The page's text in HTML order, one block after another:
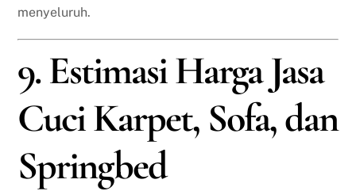
menyeluruh.
9. Estimasi Harga Jasa
Cuci Karpet, Sofa, dan
Springbed